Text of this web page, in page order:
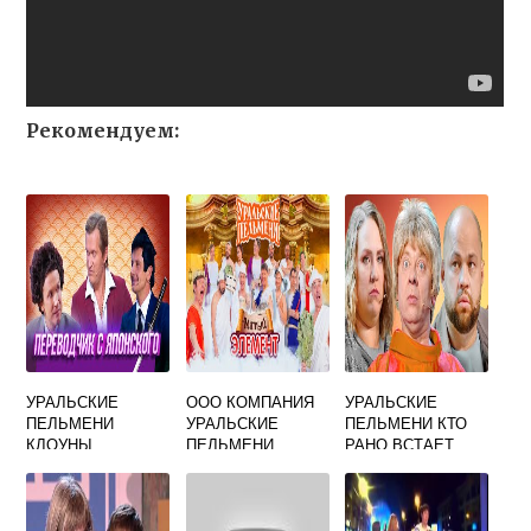
Рекомендуем:
УРАЛЬСКИЕ
ПЕЛЬМЕНИ
КЛОУНЫ
ООО КОМПАНИЯ
УРАЛЬСКИЕ
ПЕЛЬМЕНИ
УРАЛЬСКИЕ
ПЕЛЬМЕНИ КТО
РАНО ВСТАЕТ